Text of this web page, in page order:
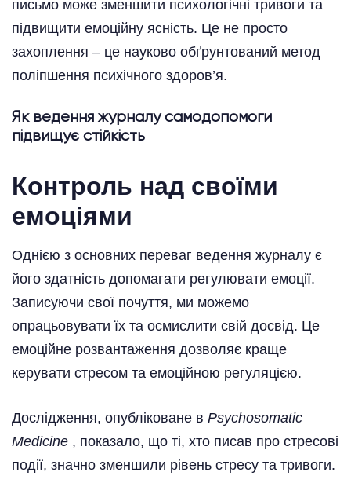
письмо може зменшити психологічні тривоги та
підвищити емоційну ясність. Це не просто
захоплення – це науково обґрунтований метод
поліпшення психічного здоров’я.
Як ведення журналу самодопомоги
підвищує стійкість
Контроль над своїми
емоціями
Однією з основних переваг ведення журналу є
його здатність допомагати регулювати емоції.
Записуючи свої почуття, ми можемо
опрацьовувати їх та осмислити свій досвід. Це
емоційне розвантаження дозволяє краще
керувати стресом та емоційною регуляцією.
Дослідження, опубліковане в Psychosomatic
Medicine , показало, що ті, хто писав про стресові
події, значно зменшили рівень стресу та тривоги.